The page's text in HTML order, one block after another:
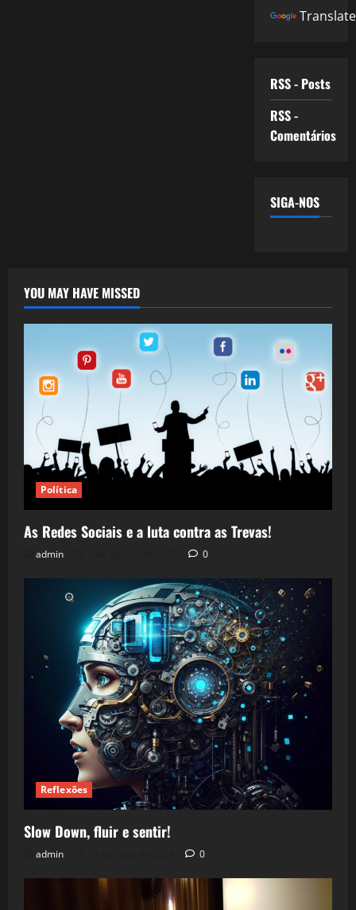
Translate
RSS - Posts
RSS -
Comentários
SIGA-NOS
YOU MAY HAVE MISSED
Política
As Redes Sociais e a luta contra as Trevas!
admin 0
Reflexões
Slow Down, fluir e sentir!
admin 0